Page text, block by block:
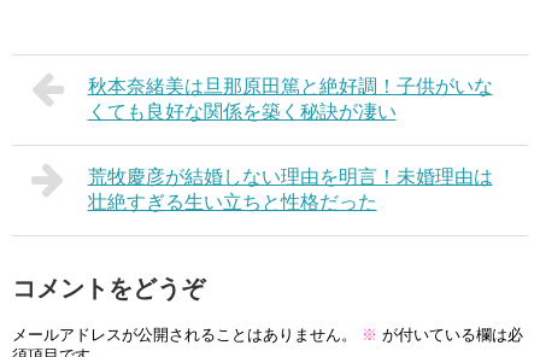
秋本奈緒美は旦那原田篤と絶好調！子供がいな
くても良好な関係を築く秘訣が凄い
荒牧慶彦が結婚しない理由を明言！未婚理由は
壮絶すぎる生い立ちと性格だった
コメントをどうぞ
メールアドレスが公開されることはありません。 ※ が付いている欄は必